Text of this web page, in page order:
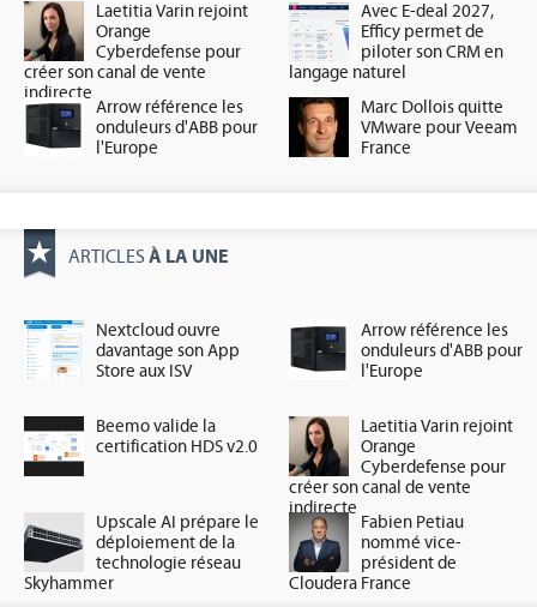
Laetitia Varin rejoint
Orange
Cyberdefense pour
créer son canal de vente
indirecte
Avec E-deal 2027,
Efficy permet de
piloter son CRM en
langage naturel
Arrow référence les
onduleurs d'ABB pour
l'Europe
Marc Dollois quitte
VMware pour Veeam
France
ARTICLES À LA UNE
Nextcloud ouvre
davantage son App
Store aux ISV
Arrow référence les
onduleurs d'ABB pour
l'Europe
Beemo valide la
certification HDS v2.0
Laetitia Varin rejoint
Orange
Cyberdefense pour
créer son canal de vente
indirecte
Upscale AI prépare le
déploiement de la
technologie réseau
Skyhammer
Fabien Petiau
nommé vice-
président de
Cloudera France